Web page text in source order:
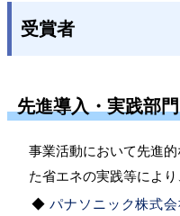
受賞者
先進導入・実践部門
事業活動において先進
た省エネの実践等により
◆パナソニック株式会